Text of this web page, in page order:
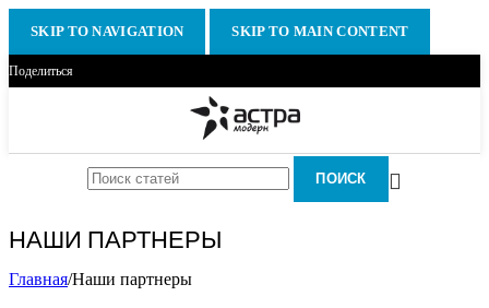
SKIP TO NAVIGATION SKIP TO MAIN CONTENT
Поделиться
ПОИСК
НАШИ ПАРТНЕРЫ
Главная/Наши партнеры